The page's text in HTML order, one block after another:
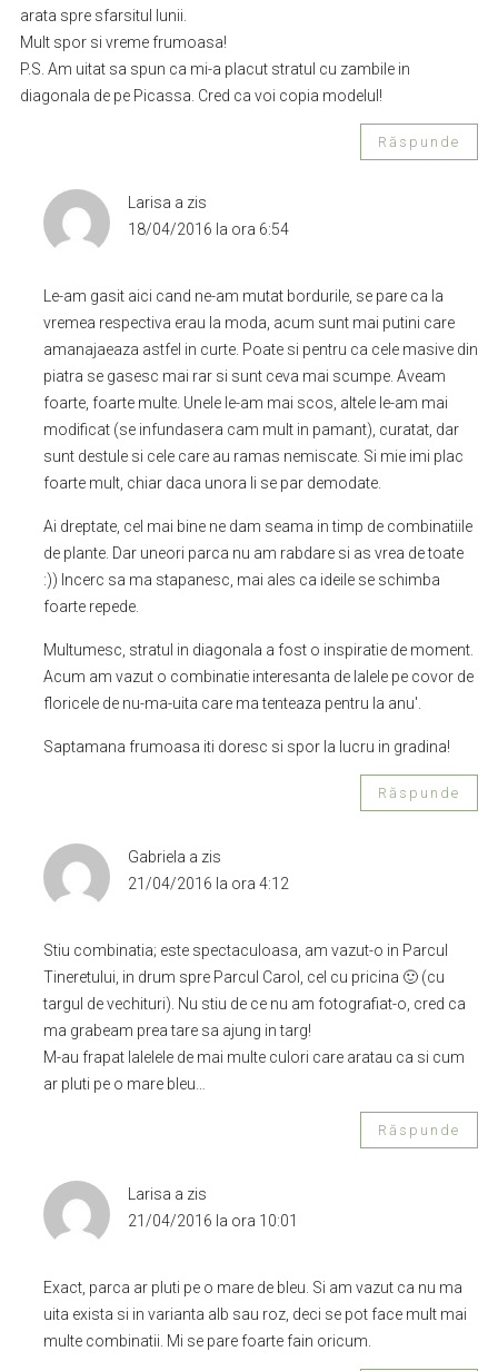
arata spre sfarsitul lunii.
Mult spor si vreme frumoasa!
P.S. Am uitat sa spun ca mi-a placut stratul cu zambile in
diagonala de pe Picassa. Cred ca voi copia modelul!
Răspunde
Larisa a zis
18/04/2016 la ora 6:54
Le-am gasit aici cand ne-am mutat bordurile, se pare ca la
vremea respectiva erau la moda, acum sunt mai putini care
amanajaeaza astfel in curte. Poate si pentru ca cele masive din
piatra se gasesc mai rar si sunt ceva mai scumpe. Aveam
foarte, foarte multe. Unele le-am mai scos, altele le-am mai
modificat (se infundasera cam mult in pamant), curatat, dar
sunt destule si cele care au ramas nemiscate. Si mie imi plac
foarte mult, chiar daca unora li se par demodate.
Ai dreptate, cel mai bine ne dam seama in timp de combinatiile
de plante. Dar uneori parca nu am rabdare si as vrea de toate
:)) Incerc sa ma stapanesc, mai ales ca ideile se schimba
foarte repede.
Multumesc, stratul in diagonala a fost o inspiratie de moment.
Acum am vazut o combinatie interesanta de lalele pe covor de
floricele de nu-ma-uita care ma tenteaza pentru la anu'.
Saptamana frumoasa iti doresc si spor la lucru in gradina!
Răspunde
Gabriela a zis
21/04/2016 la ora 4:12
Stiu combinatia; este spectaculoasa, am vazut-o in Parcul
Tineretului, in drum spre Parcul Carol, cel cu pricina 🙂 (cu
targul de vechituri). Nu stiu de ce nu am fotografiat-o, cred ca
ma grabeam prea tare sa ajung in targ!
M-au frapat lalelele de mai multe culori care aratau ca si cum
ar pluti pe o mare bleu…
Răspunde
Larisa a zis
21/04/2016 la ora 10:01
Exact, parca ar pluti pe o mare de bleu. Si am vazut ca nu ma
uita exista si in varianta alb sau roz, deci se pot face mult mai
multe combinatii. Mi se pare foarte fain oricum.